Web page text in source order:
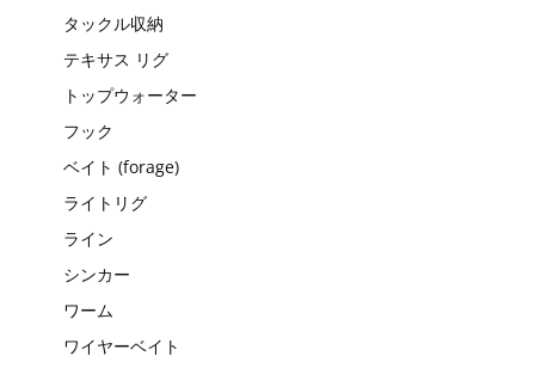
タックル収納
テキサス リグ
トップウォーター
フック
ベイト (forage)
ライトリグ
ライン
シンカー
ワーム
ワイヤーベイト